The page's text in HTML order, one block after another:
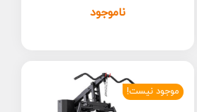
ناموجود
موجود نیست!